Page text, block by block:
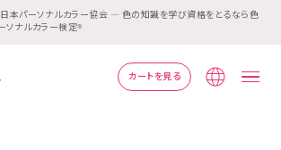
本パーソナルカラー協会 ― 色の知識を学び資格をとるなら色
ソナルカラー検定®
カートを見る